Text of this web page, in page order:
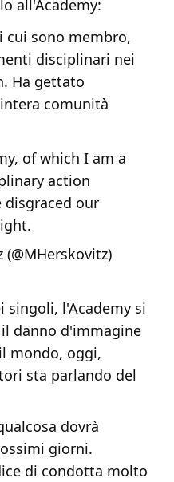
all'Academy:
cui sono membro,
disciplinari nei
Ha gettato
comunità
of which I am a
action
disgraced our
singoli, l'Academy si
danno d'immagine
mondo, oggi,
sta parlando del
dovrà
giorni.
di condotta molto